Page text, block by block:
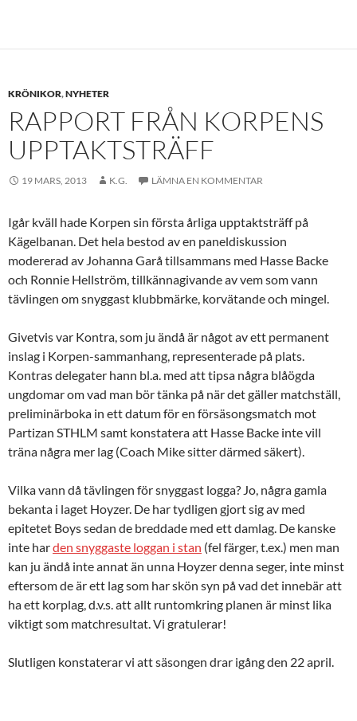
KRÖNIKOR,NYHETER
RAPPORT FRÅN KORPENS
UPPTAKTSTRÄFF
19 MARS, 2013 K.G. LÄMNA EN KOMMENTAR
Igår kväll hade Korpen sin första årliga upptaktsträff på
Kägelbanan. Det hela bestod av en paneldiskussion
modererad av Johanna Garå tillsammans med Hasse Backe
och Ronnie Hellström, tillkännagivande av vem som vann
tävlingen om snyggast klubbmärke, korvätande och mingel.
Givetvis var Kontra, som ju ändå är något av ett permanent
inslag i Korpen-sammanhang, representerade på plats.
Kontras delegater hann bl.a. med att tipsa några blåögda
ungdomar om vad man bör tänka på när det gäller matchställ,
preliminärboka in ett datum för en försäsongsmatch mot
Partizan STHLM samt konstatera att Hasse Backe inte vill
träna några mer lag (Coach Mike sitter därmed säkert).
Vilka vann då tävlingen för snyggast logga? Jo, några gamla
bekanta i laget Hoyzer. De har tydligen gjort sig av med
epitetet Boys sedan de breddade med ett damlag. De kanske
inte harden snyggaste loggan i stan (fel färger, t.ex.) men man
kan ju ändå inte annat än unna Hoyzer denna seger, inte minst
eftersom de är ett lag som har skön syn på vad det innebär att
ha ett korplag, d.v.s. att allt runtomkring planen är minst lika
viktigt som matchresultat. Vi gratulerar!
Slutligen konstaterar vi att säsongen drar igång den 22 april.